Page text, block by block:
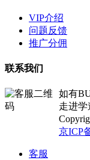
VIP介绍
问题反馈
推广分佣
联系我们
如有
走进学
京ICP
客服